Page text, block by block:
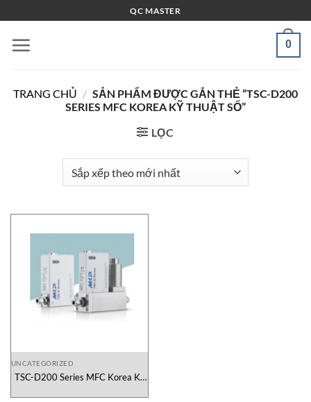
qua
nội
QC MASTER
0
TRANG CHỦ / SẢN PHẨM ĐƯỢC GẮN THẺ “TSC-D200
SERIES MFC KOREA KỸ THUẬT SỐ”
LỌC
UNCATEGORIZED
TSC-D200 Series MFC Korea Kỹ